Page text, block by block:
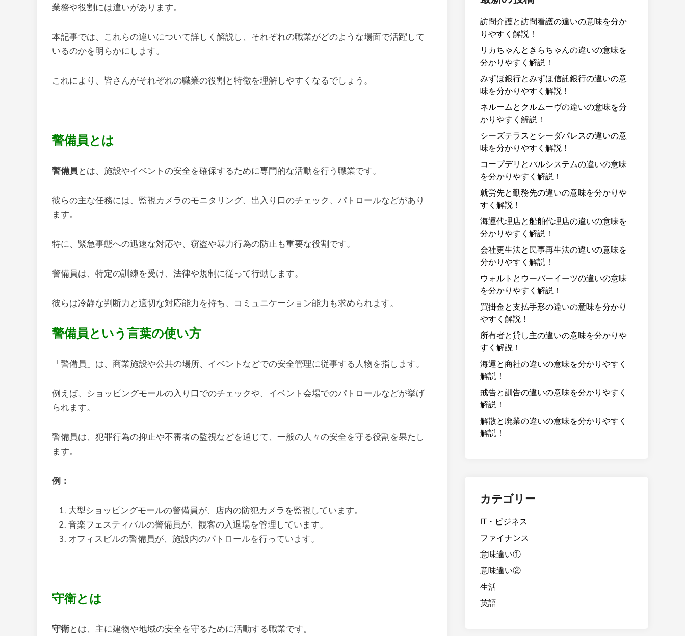
業務や役割には違いがあります。
本記事では、これらの違いについて詳しく解説し、それぞれの職業がどのような場面で活躍して
いるのかを明らかにします。
これにより、皆さんがそれぞれの職業の役割と特徴を理解しやすくなるでしょう。
警備員とは
警備員 とは、施設やイベントの安全を確保するために専門的な活動を行う職業です。
彼らの主な任務には、監視カメラのモニタリング、出入り口のチェック、パトロールなどがあり
ます。
特に、緊急事態への迅速な対応や、窃盗や暴力行為の防止も重要な役割です。
警備員は、特定の訓練を受け、法律や規制に従って行動します。
彼らは冷静な判断力と適切な対応能力を持ち、コミュニケーション能力も求められます。
警備員という言葉の使い方
「警備員」は、商業施設や公共の場所、イベントなどでの安全管理に従事する人物を指します。
例えば、ショッピングモールの入り口でのチェックや、イベント会場でのパトロールなどが挙げ
られます。
警備員は、犯罪行為の抑止や不審者の監視などを通じて、一般の人々の安全を守る役割を果たし
ます。
例：
大型ショッピングモールの警備員が、店内の防犯カメラを監視しています。
音楽フェスティバルの警備員が、観客の入退場を管理しています。
オフィスビルの警備員が、施設内のパトロールを行っています。
守衛とは
守衛とは、主に建物や地域の安全を守るために活動する職業です。
訪問介護と訪問看護の違いの意味を分か
りやすく解説！
リカちゃんときらちゃんの違いの意味を
分かりやすく解説！
みずほ銀行とみずほ信託銀行の違いの意
味を分かりやすく解説！
ネルームとクルムーヴの違いの意味を分
かりやすく解説！
シーズテラスとシーダパレスの違いの意
味を分かりやすく解説！
コープデリとパルシステムの違いの意味
を分かりやすく解説！
就労先と勤務先の違いの意味を分かりや
すく解説！
海運代理店と船舶代理店の違いの意味を
分かりやすく解説！
会社更生法と民事再生法の違いの意味を
分かりやすく解説！
ウォルトとウーバーイーツの違いの意味
を分かりやすく解説！
買掛金と支払手形の違いの意味を分かり
やすく解説！
所有者と貸し主の違いの意味を分かりや
すく解説！
海運と商社の違いの意味を分かりやすく
解説！
戒告と訓告の違いの意味を分かりやすく
解説！
解散と廃業の違いの意味を分かりやすく
解説！
カテゴリー
IT・ビジネス
ファイナンス
意味違い①
意味違い②
生活
英語